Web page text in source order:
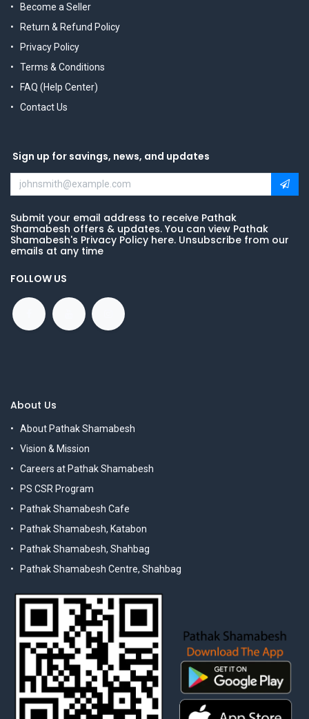
Become a Seller
Return & Refund Policy
Privacy Policy
Terms & Conditions
FAQ (Help Center)
Contact Us
Sign up for savings, news, and updates
Submit your email address to receive Pathak
Shamabesh offers & updates. You can view Pathak
Shamabesh's Privacy Policy here. Unsubscribe from our
emails at any time
FOLLOW US
About Us
About Pathak Shamabesh
Vision & Mission
Careers at Pathak Shamabesh
PS CSR Program
Pathak Shamabesh Cafe
Pathak Shamabesh, Katabon
Pathak Shamabesh, Shahbag
Pathak Shamabesh Centre, Shahbag